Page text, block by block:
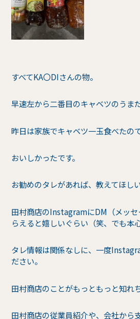
すべてKA〇DIさんの物。
早速左から二番目のキャベツのうま
昨日は家族でキャベツ一玉食べたの
おいしかったです。
お勧めのタレがあれば、教えてほしい
田村商店のInstagramにDM（メッセ
らえると嬉しいぐらい（笑、でも本心
タレ情報は関係なしに、一度
ださい。
田村商店のことがもっともっと知れ
田村商店の従業員紹介や、会社から